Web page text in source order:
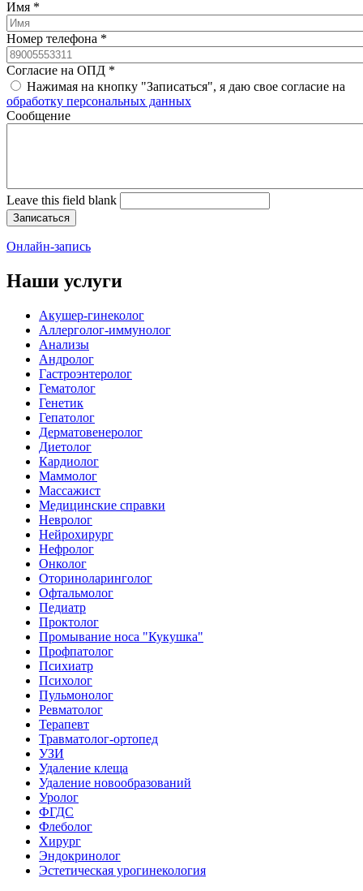
Имя *
Номер телефона *
Согласие на ОПД *
Нажимая на кнопку "Записаться", я даю свое согласие на
обработку персональных данных
Cообщение
Leave this field blank
Онлайн-запись
Наши услуги
Акушер-гинеколог
Аллерголог-иммунолог
Анализы
Андролог
Гастроэнтеролог
Гематолог
Генетик
Гепатолог
Дерматовенеролог
Диетолог
Кардиолог
Маммолог
Массажист
Медицинские справки
Невролог
Нейрохирург
Нефролог
Онколог
Оториноларинголог
Офтальмолог
Педиатр
Проктолог
Промывание носа "Кукушка"
Профпатолог
Психиатр
Психолог
Пульмонолог
Ревматолог
Терапевт
Травматолог-ортопед
УЗИ
Удаление клеща
Удаление новообразований
Уролог
ФГДС
Флеболог
Хирург
Эндокринолог
Эстетическая урогинекология